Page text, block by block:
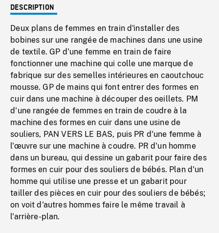
DESCRIPTION
Deux plans de femmes en train d'installer des
bobines sur une rangée de machines dans une usine
de textile. GP d'une femme en train de faire
fonctionner une machine qui colle une marque de
fabrique sur des semelles intérieures en caoutchouc
mousse. GP de mains qui font entrer des formes en
cuir dans une machine à découper des oeillets. PM
d'une rangée de femmes en train de coudre à la
machine des formes en cuir dans une usine de
souliers, PAN VERS LE BAS, puis PR d'une femme à
l'œuvre sur une machine à coudre. PR d'un homme
dans un bureau, qui dessine un gabarit pour faire des
formes en cuir pour des souliers de bébés. Plan d'un
homme qui utilise une presse et un gabarit pour
tailler des pièces en cuir pour des souliers de bébés;
on voit d'autres hommes faire le même travail à
l'arrière-plan.